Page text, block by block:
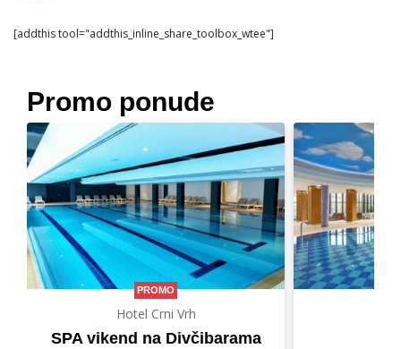
[addthis tool="addthis_inline_share_toolbox_wtee"]
Promo ponude
PROMO
Hotel Crni Vrh
SPA vikend na Divčibarama